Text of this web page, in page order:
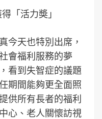
「活力奬」
今天也特別出席，
會福利服務的夢
看到失智症的議題
期間能夠更全面照
供所有長者的福利
心、老人關懷訪視